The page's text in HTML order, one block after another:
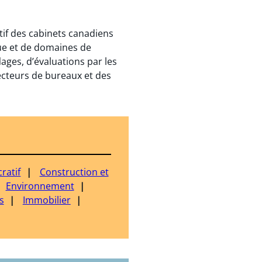
des cabinets canadiens
et de domaines de
d’évaluations par les
de bureaux et des
Construction et
Environnement
Immobilier